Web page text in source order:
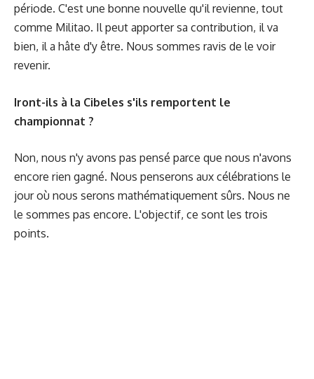
période. C'est une bonne nouvelle qu'il revienne, tout
comme Militao. Il peut apporter sa contribution, il va
bien, il a hâte d'y être. Nous sommes ravis de le voir
revenir.
Iront-ils à la Cibeles s'ils remportent le
championnat ?
Non, nous n'y avons pas pensé parce que nous n'avons
encore rien gagné. Nous penserons aux célébrations le
jour où nous serons mathématiquement sûrs. Nous ne
le sommes pas encore. L'objectif, ce sont les trois
points.